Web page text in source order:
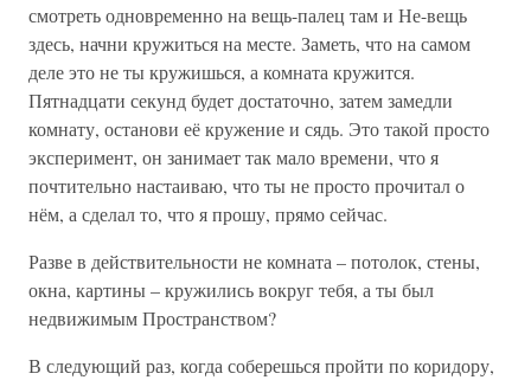
смотреть одновременно на вещь-палец там и Не-вещь
здесь, начни кружиться на месте. Заметь, что на самом
деле это не ты кружишься, а комната кружится.
Пятнадцати секунд будет достаточно, затем замедли
комнату, останови её кружение и сядь. Это такой просто
эксперимент, он занимает так мало времени, что я
почтительно настаиваю, что ты не просто прочитал о
нём, а сделал то, что я прошу, прямо сейчас.
Разве в действительности не комната – потолок, стены,
окна, картины – кружились вокруг тебя, а ты был
недвижимым Пространством?
В следующий раз, когда соберешься пройти по коридору,